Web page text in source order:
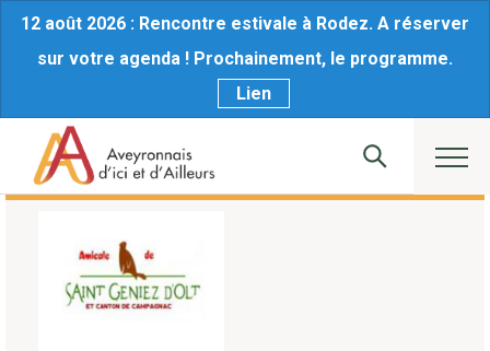
12 août 2026 : Rencontre estivale à Rodez. A réserver
sur votre agenda ! Prochainement, le programme.
Lien